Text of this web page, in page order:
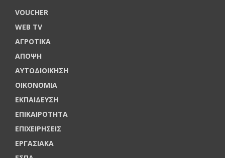
VOUCHER
WEB TV
ΑΓΡΟΤΙΚΑ
ΑΠΟΨΗ
ΑΥΤΟΔΙΟΙΚΗΣΗ
ΟΙΚΟΝΟΜΙΑ
ΕΚΠΑΙΔΕΥΣΗ
ΕΠΙΚΑΙΡΟΤΗΤΑ
ΕΠΙΧΕΙΡΗΣΕΙΣ
ΕΡΓΑΣΙΑΚΑ